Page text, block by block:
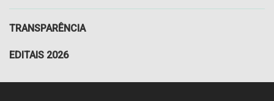
TRANSPARÊNCIA
EDITAIS 2026